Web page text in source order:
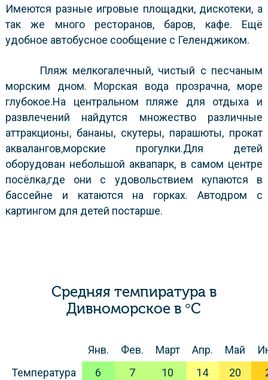
Имеются разные игровые площадки, дискотеки, а
так же много ресторанов, баров, кафе. Ещё
удобное автобусное сообщение с Геленджиком.
Пляж мелкогалечный, чистый с песчаным
морским дном. Морская вода прозрачна, море
глубокое.На центральном пляже для отдыха и
развлечений найдутся множество различные
аттракционы, бананы, скутеры, парашюты, прокат
аквалангов,морские прогулки.Для детей
оборудован небольшой аквапарк, в самом центре
посёлка,где они с удовольствием купаются в
бассейне и катаются на горках. Автодром с
картингом для детей постарше.
Средняя темпиратура в
Дивноморское в °C
Янв. Фев. Март Апр. Май
Температура
6 7 10 14 20